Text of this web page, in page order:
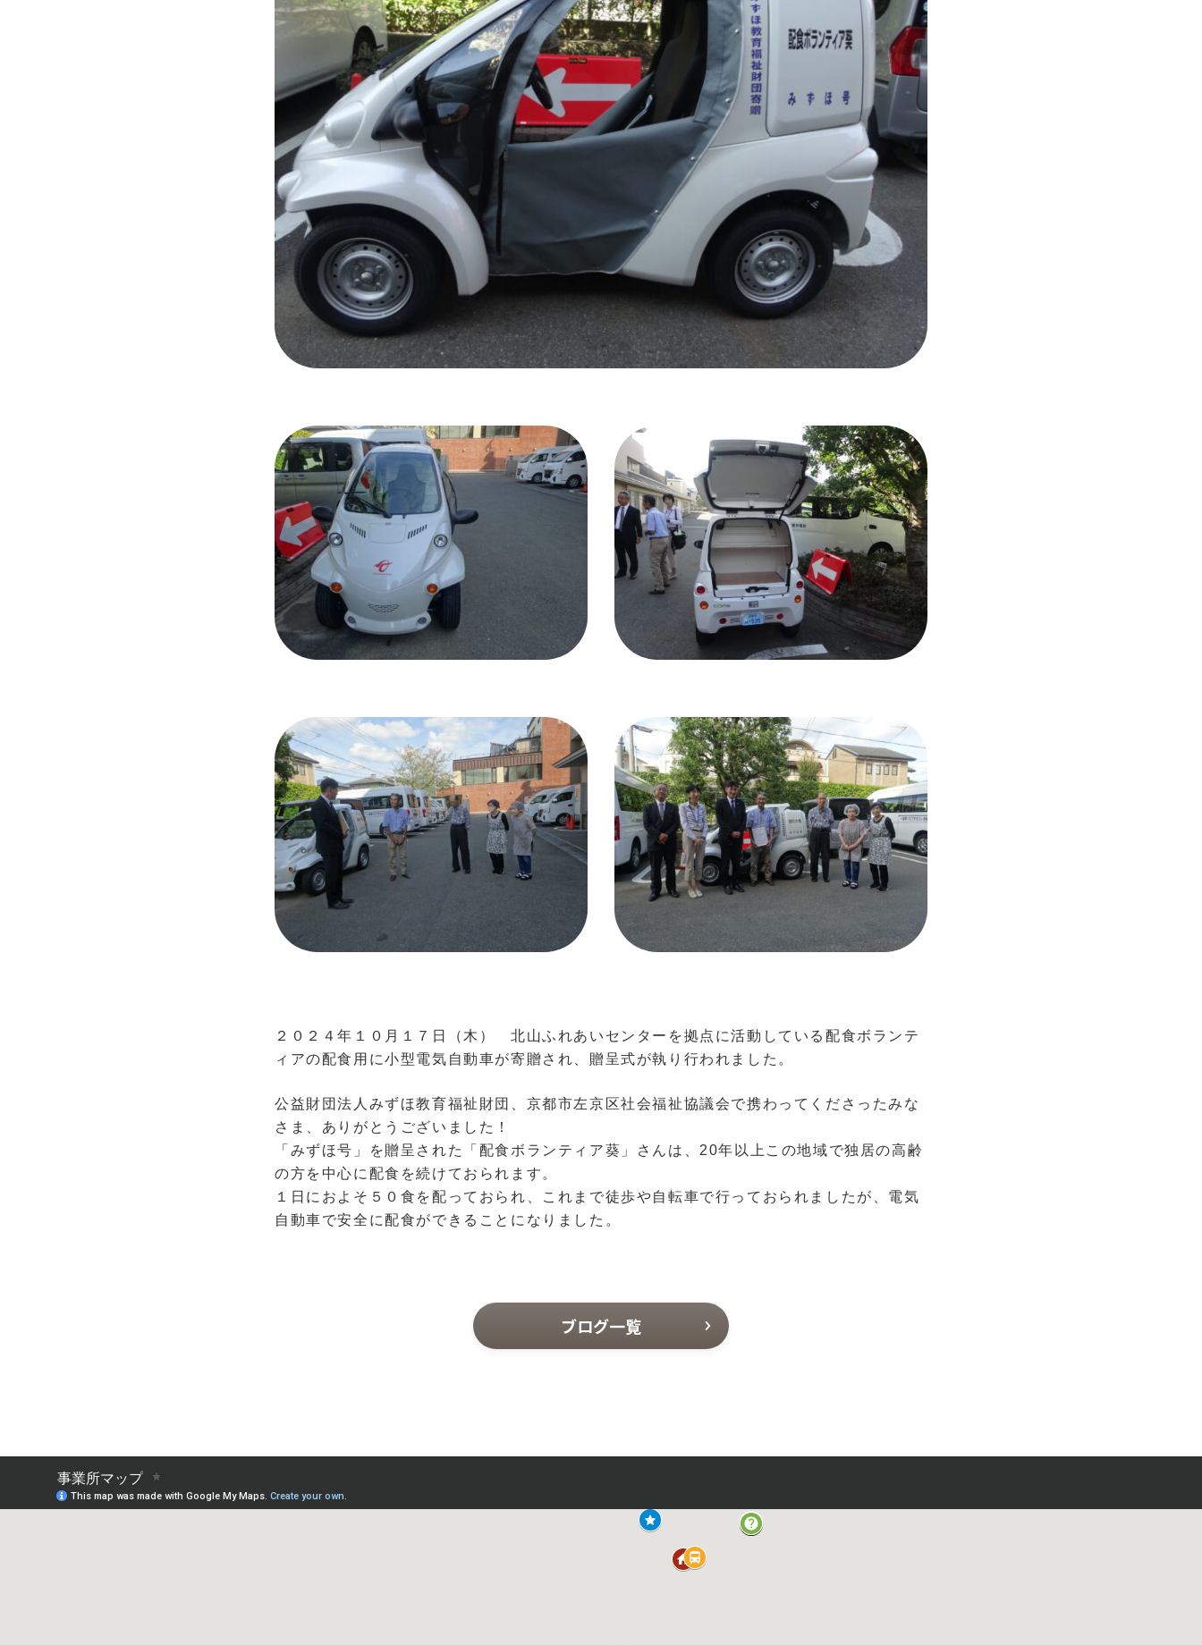
２０２４年１０月１７日（木） 北山ふれあいセンターを拠点に活動している配食ボランテ
ィアの配食用に小型電気自動車が寄贈され、贈呈式が執り行われました。
公益財団法人みずほ教育福祉財団、京都市左京区社会福祉協議会で携わってくださったみな
さま、ありがとうございました！
「みずほ号」を贈呈された「配食ボランティア葵」さんは、20年以上この地域で独居の高齢
の方を中心に配食を続けておられます。
１日におよそ５０食を配っておられ、これまで徒歩や自転車で行っておられましたが、電気
自動車で安全に配食ができることになりました。
ブログ一覧